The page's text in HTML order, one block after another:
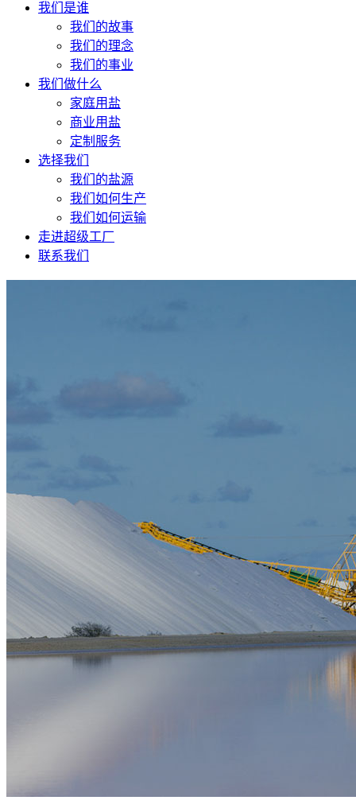
我们是谁
我们的故事
我们的理念
我们的事业
我们做什么
家庭用盐
商业用盐
定制服务
选择我们
我们的盐源
我们如何生产
我们如何运输
走进超级工厂
联系我们